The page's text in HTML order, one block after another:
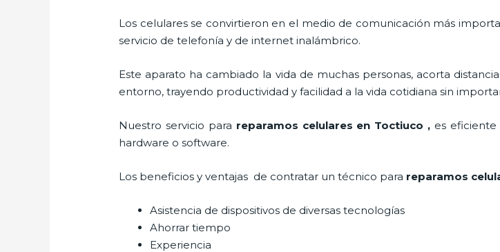
Los celulares se convirtieron en el medio de comunicación más
servicio de telefonía y de internet inalámbrico.
Este aparato ha cambiado la vida de muchas personas, acorta
entorno, trayendo productividad y facilidad a la vida cotidiana sin
Nuestro servicio para reparamos celulares en Toctiuco , es eficiente
hardware o software.
Los beneficios y ventajas de contratar un técnico para reparamos
Asistencia de dispositivos de diversas tecnologías
Ahorrar tiempo
Experiencia